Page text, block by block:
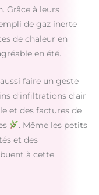
Grâce à leurs
de gaz inerte
de chaleur en
en été.
faire un geste
d’infiltrations d’air
et des factures de
. Même les petits
et des
à cette